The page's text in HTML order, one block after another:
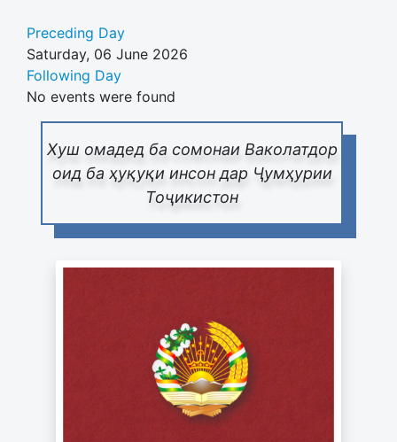
Хуш омадед ба сомонаи Ваколатдор
оид ба ҳуқуқи инсон дар Ҷумҳурии
Тоҷикистон
Preceding Day
Saturday, 06 June 2026
Following Day
No events were found